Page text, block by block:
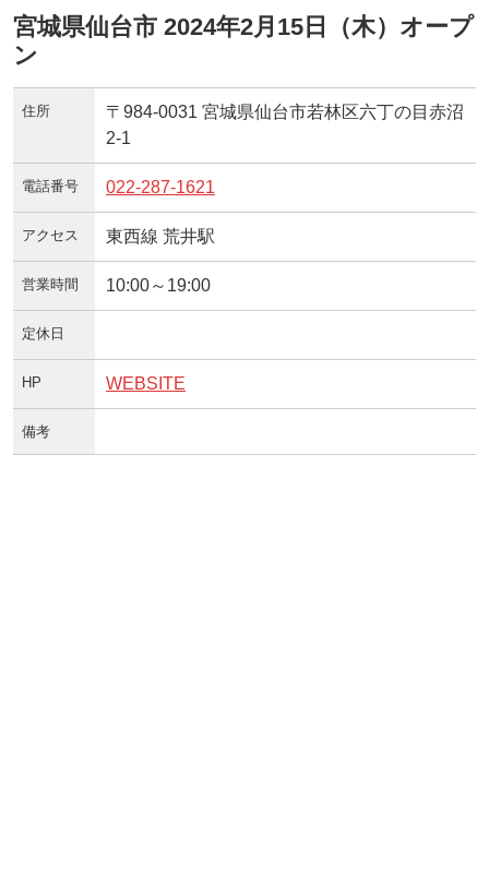
宮城県仙台市 2024年2月15日（木）オープ
ン
住所
〒984-0031 宮城県仙台市若林区六丁の目赤沼
2-1
電話番号 022-287-1621
アクセス 東西線 荒井駅
営業時間 10:00～19:00
定休日
HP WEBSITE
備考